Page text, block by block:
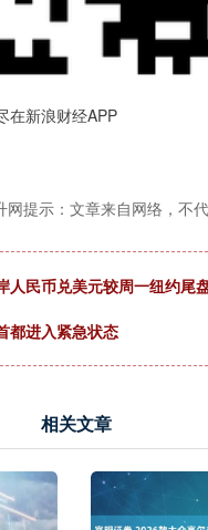
在新浪财经APP
网提示：文章来自网络，不代
人民币兑美元较周一纽约尾
都进入紧急状态
相关文章